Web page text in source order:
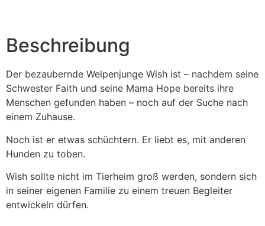
Beschreibung
Der bezaubernde Welpenjunge Wish ist – nachdem seine
Schwester Faith und seine Mama Hope bereits ihre
Menschen gefunden haben – noch auf der Suche nach
einem Zuhause.
Noch ist er etwas schüchtern. Er liebt es, mit anderen
Hunden zu toben.
Wish sollte nicht im Tierheim groß werden, sondern sich
in seiner eigenen Familie zu einem treuen Begleiter
entwickeln dürfen.